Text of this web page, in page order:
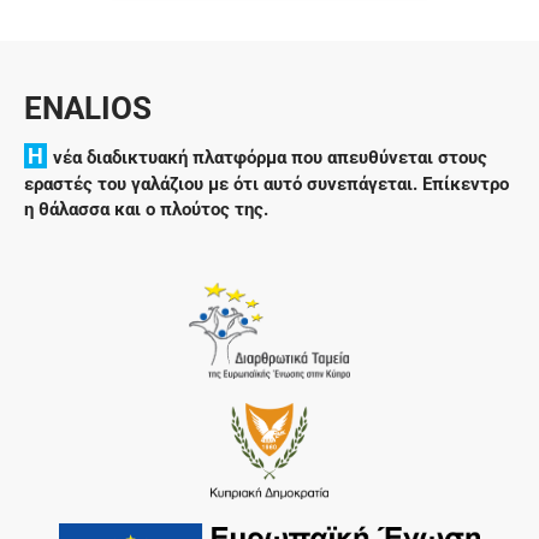
ENALIOS
H νέα διαδικτυακή πλατφόρμα που απευθύνεται στους
εραστές του γαλάζιου με ότι αυτό συνεπάγεται. Επίκεντρο
η θάλασσα και ο πλούτος της.